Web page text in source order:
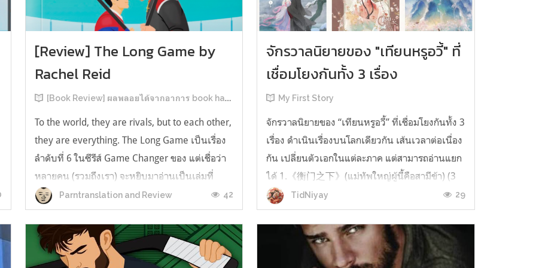
[Review] The Long Game by
Rachel Reid
[Book Review] ผลพลอยได้จากอาการ book hangover หลังอ่านสารพัน MM Romance
To the world, they are rivals, but to each other,
they are everything. The Long Game เป็นเรื่อง
ลำดับที่ 6 ในซีรีส์ Game Changer ของ แต่เชื่อว่า
หลายคน (รวมถึงเรา) จะหยิบมาอ่านเป็นเล่มที่
2หลังจากอ่าน Heated Rivalry มา555 เรื่องย่อ:
The Long Game เล่ม Long Game นี่จะเป็น
ประมาณ2 ปีหลังจาก HR จะดำเนินเ...
Parntranslation and Review 42
จักรวาลนิยายของ "เทียนหรูอวี้" ที่
เชื่อมโยงกันทั้ง 3 เรื่อง
My First Story
จักรวาลนิยายของ “เทียนหรูอวี้” ที่เชื่อมโยงกันทั้ง 3
เรื่อง ดำเนินเรื่องบนโลกเดียวกัน เส้นเวลาต่อเนื่อง
กัน เปลี่ยนตัวเอกในแต่ละภาค แต่สามารถอ่านแยก
ได้ 1.《衡门之下》(แม่ทัพใหญ่ผู้นี้คือสามีข้า) (3
เล่มจบ) เป็นเรื่องที่เกิดก่อน เล่าเรื่องของ ฝูถิง กับ
หลี่ชีฉือ ที่ต้องแต่งงานกันก่อนจะใช้ชีวิตห่างไกล
TidNiyay 29